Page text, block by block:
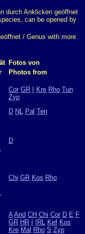
durch Anklicken geöffnet
can be opened by
/ Genus with more
Fotos von
Photos from
Cor GR Kre Rho Tun
Zyp
D NL Pal Ten
D
Chi GR Kos Rho
A And CH Chi Cor D E F
GR HR IRL Kef Kos
Kre Mal Rho S Zyp